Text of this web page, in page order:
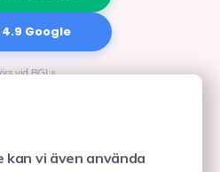
4.9 Google
vid BGI:s
vi även använda